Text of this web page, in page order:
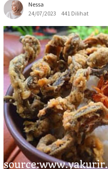
Nessa
24/07/2023
441 Dilihat